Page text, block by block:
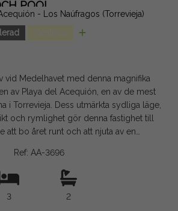
POOL
- Los Naúfragos (Torrevieja)
vid Medelhavet med denna magnifika
av Playa del Acequión, en av de mest
i Torrevieja. Dess utmärkta sydliga läge,
och rymlighet gör denna fastighet till
att bo året runt och att njuta av en
tre stora sovrum, två kompletta
och matsal och ett fullt
stora terrass på 12 m², med
är den idealiska platsen för att
Ref: AA-3696
3 2